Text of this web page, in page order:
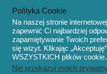
© Copyright 2020 – Mentor
Polityka Cookie
Na naszej stronie
zapewnić Ci najbardziej
zapamiętywanie Twoich
się wizyt. Klikając
WSZYSTKICH plików cookie.
Nie przekazuj moich